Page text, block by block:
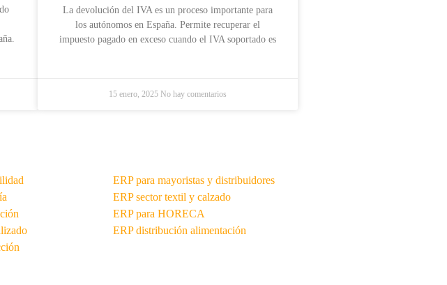
La devolución del IVA es un proceso importante para
los autónomos en España. Permite recuperar el
impuesto pagado en exceso cuando el IVA soportado es
15 enero, 2025 No hay comentarios
ERP para mayoristas y distribuidores
ERP sector textil y calzado
ERP para HORECA
ERP distribución alimentación